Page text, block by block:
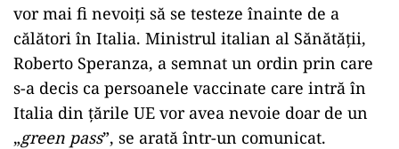
vor mai fi nevoiți să se testeze înainte de a
călători în Italia. Ministrul italian al Sănătății,
Roberto Speranza, a semnat un ordin prin care
s-a decis ca persoanele vaccinate care intră în
Italia din ţările UE vor avea nevoie doar de un
„green pass”, se arată într-un comunicat.